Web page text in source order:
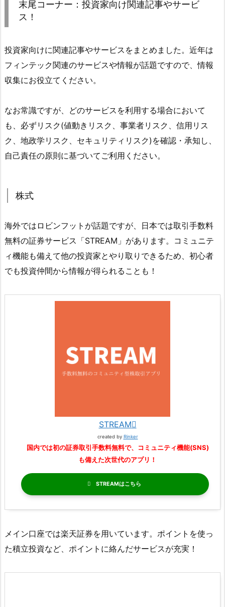
末尾コーナー：投資家向け関連記事やサービ
ス！
投資家向けに関連記事やサービスをまとめました。近年は
フィンテック関連のサービスや情報が話題ですので、情報
収集にお役立てください。
なお常識ですが、どのサービスを利用する場合において
も、必ずリスク(値動きリスク、事業者リスク、信用リス
ク、地政学リスク、セキュリティリスク)を確認・承知し、
自己責任の原則に基づいてご利用ください。
株式
海外ではロビンフットが話題ですが、日本では取引手数料
無料の証券サービス「STREAM」があります。コミュニテ
ィ機能も備えて他の投資家とやり取りできるため、初心者
でも投資仲間から情報が得られることも！
STREAM
created by Rinker
国内では初の証券取引手数料無料で、コミュニティ機能(SNS)
も備えた次世代のアプリ！
STREAM
メイン口座では楽天証券を用いています。ポイントを使っ
た積立投資など、ポイントに絡んだサービスが充実！